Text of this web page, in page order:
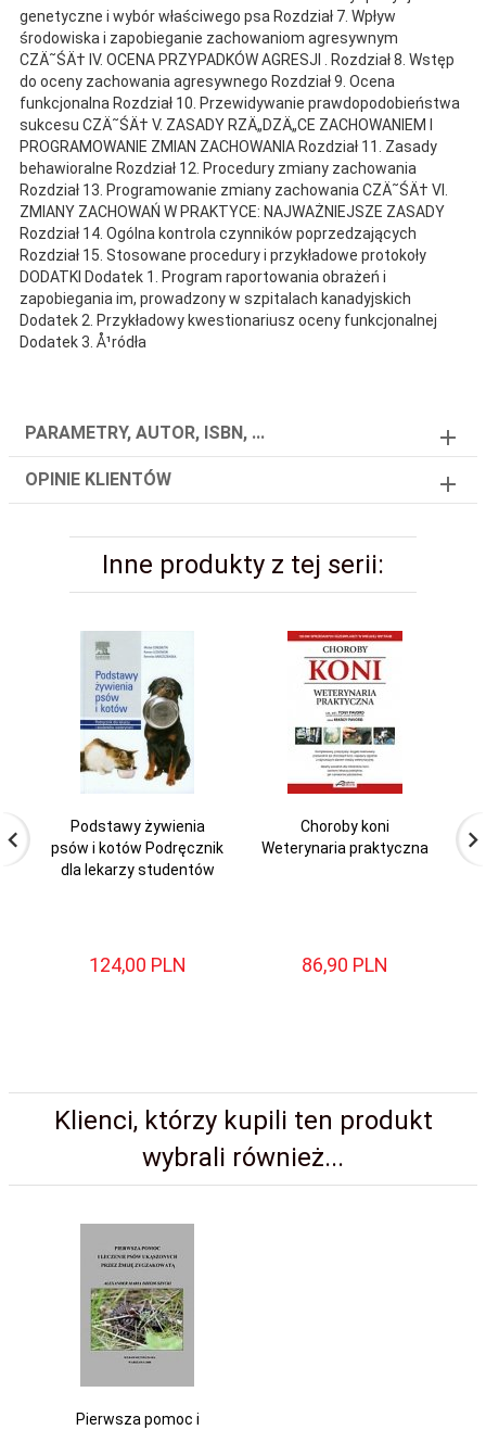
genetyczne i wybór właściwego psa Rozdział 7. Wpływ
środowiska i zapobieganie zachowaniom agresywnym
CZÄ˜ŚÄ† IV. OCENA PRZYPADKÓW AGRESJI . Rozdział 8. Wstęp
do oceny zachowania agresywnego Rozdział 9. Ocena
funkcjonalna Rozdział 10. Przewidywanie prawdopodobieństwa
sukcesu CZÄ˜ŚÄ† V. ZASADY RZÄ„DZÄ„CE ZACHOWANIEM I
PROGRAMOWANIE ZMIAN ZACHOWANIA Rozdział 11. Zasady
behawioralne Rozdział 12. Procedury zmiany zachowania
Rozdział 13. Programowanie zmiany zachowania CZÄ˜ŚÄ† VI.
ZMIANY ZACHOWAŃ W PRAKTYCE: NAJWAŻNIEJSZE ZASADY
Rozdział 14. Ogólna kontrola czynników poprzedzających
Rozdział 15. Stosowane procedury i przykładowe protokoły
DODATKI Dodatek 1. Program raportowania obrażeń i
zapobiegania im, prowadzony w szpitalach kanadyjskich
Dodatek 2. Przykładowy kwestionariusz oceny funkcjonalnej
Dodatek 3. Å¹ródła
PARAMETRY, AUTOR, ISBN, ...
OPINIE KLIENTÓW
Inne produkty z tej serii:
Podstawy żywienia
psów i kotów Podręcznik
dla lekarzy studentów
124,00 PLN
Choroby koni
Weterynaria praktyczna
86,90 PLN
Klienci, którzy kupili ten produkt
wybrali również...
Pierwsza pomoc i